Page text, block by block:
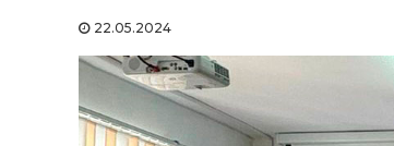
22.05.2024